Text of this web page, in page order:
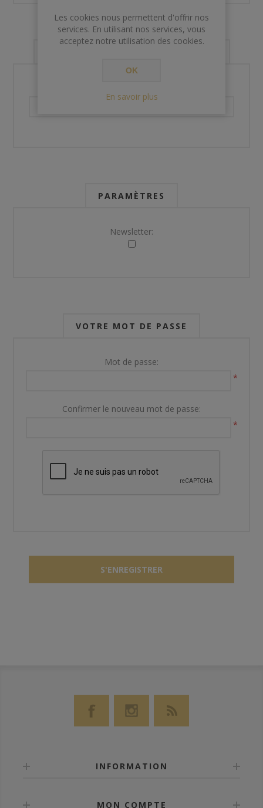
PARAMÈTRES
Newsletter:
VOTRE MOT DE PASSE
Mot de passe:
*
Confirmer le nouveau mot de passe:
*
INFORMATION
MON COMPTE
Les cookies nous permettent d'offrir nos
services. En utilisant nos services, vous
acceptez notre utilisation des cookies.
OK
En savoir plus